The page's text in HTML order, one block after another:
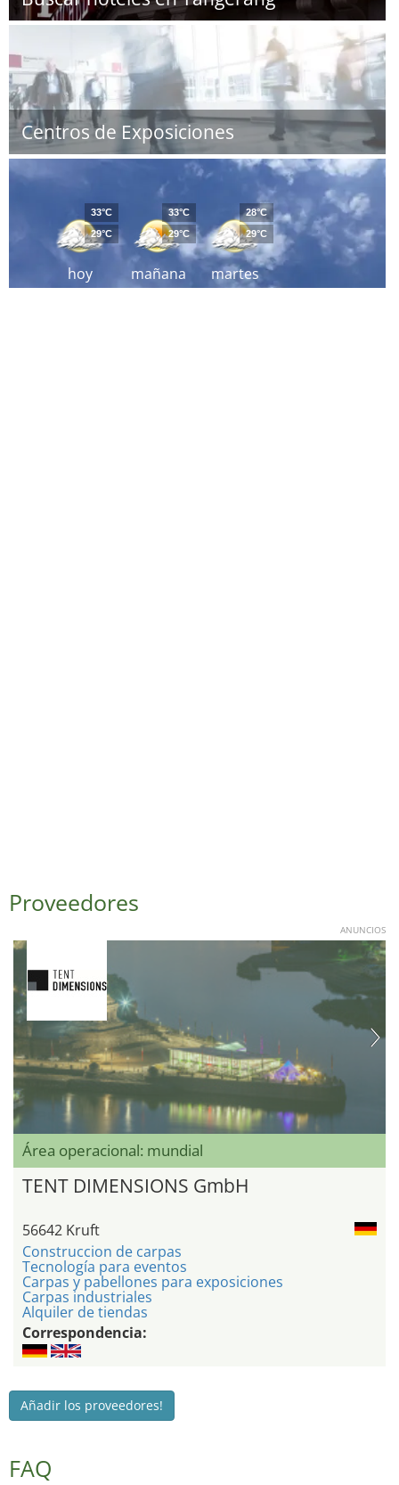
Centros de Exposiciones
hoy
33°C
29°C
mañana
33°C
29°C
martes
28°C
29°C
Proveedores
ANUNCIOS
Área operacional: mundial
TENT DIMENSIONS GmbH
56642 Kruft
Construccion de carpas
Tecnología para eventos
Carpas y pabellones para exposiciones
Carpas industriales
Alquiler de tiendas
Correspondencia:
Añadir los proveedores!
FAQ